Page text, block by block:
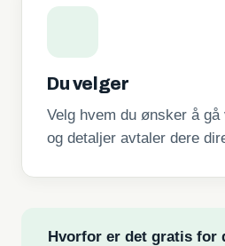
Du velger
Velg hvem du ønsker å
og detaljer avtaler dere
Hvorfor er det gratis for